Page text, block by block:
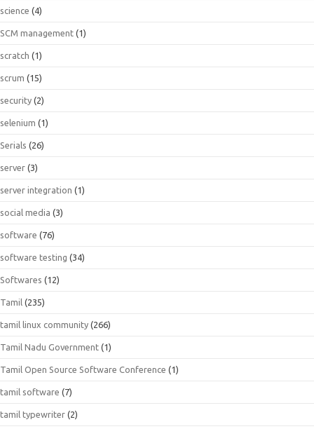
science (4)
SCM management (1)
scratch (1)
scrum (15)
security (2)
selenium (1)
Serials (26)
server (3)
server integration (1)
social media (3)
software (76)
software testing (34)
Softwares (12)
Tamil (235)
tamil linux community (266)
Tamil Nadu Government (1)
Tamil Open Source Software Conference (1)
tamil software (7)
tamil typewriter (2)